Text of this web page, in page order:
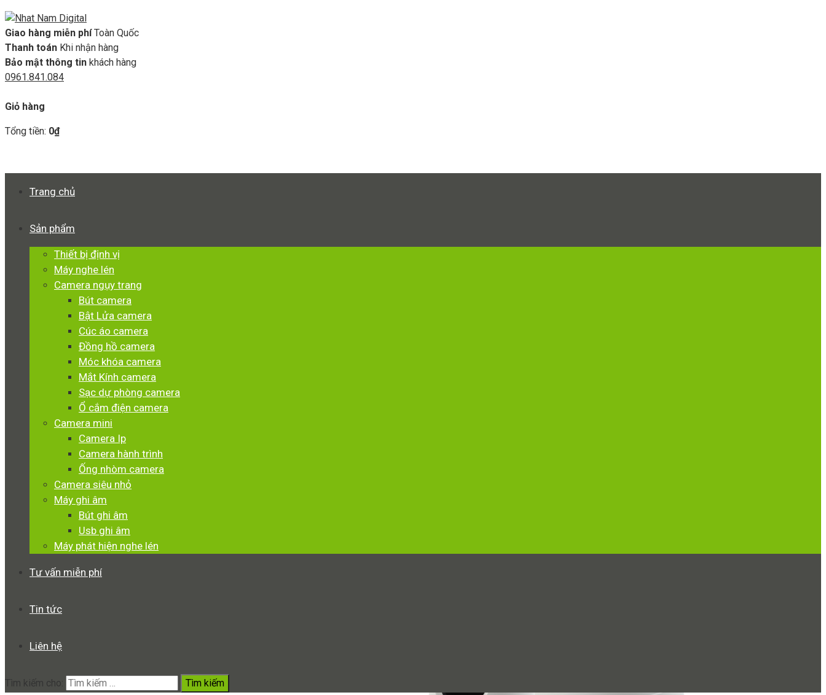
Giao hàng miễn phí Toàn Quốc
Thanh toán Khi nhận hàng
Bảo mật thông tin khách hàng
0961.841.084
Giỏ hàng
Tổng tiền: 0₫
Trang chủ
Sản phẩm
Thiết bị định vị
Máy nghe lén
Camera ngụy trang
Bút camera
Bật Lửa camera
Cúc áo camera
Đồng hồ camera
Móc khóa camera
Mắt Kính camera
Sạc dự phòng camera
Ổ cắm điện camera
Camera mini
Camera Ip
Camera hành trình
Ống nhòm camera
Camera siêu nhỏ
Máy ghi âm
Bút ghi âm
Usb ghi âm
Máy phát hiện nghe lén
Tư vấn miễn phí
Tin tức
Liên hệ
Tìm kiếm cho: